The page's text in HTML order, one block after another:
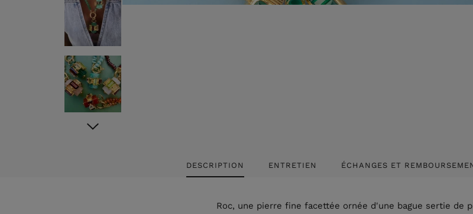
DESCRIPTION ENTRETIEN ÉCHANGES ET
Roc, une pierre fine facettée ornée d'une bague sertie de